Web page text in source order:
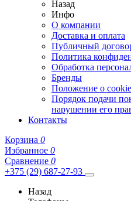
Назад
Инфо
О компании
Доставка и оплата
Публичный
Политика
Обработка
Бренды
Положение о
Порядок подачи
нарушении его
Контакты
Корзина 0
Избранное 0
Сравнение 0
+375 (29) 687-27-93
Назад